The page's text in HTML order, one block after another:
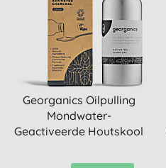
Georganics Oilpulling
Mondwater-
Geactiveerde Houtskool